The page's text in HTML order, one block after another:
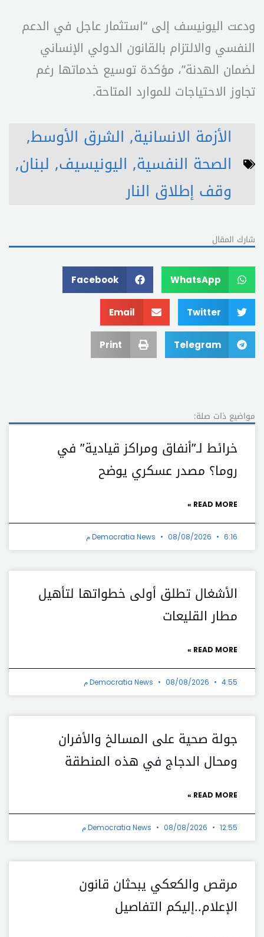
ودعت اليونيسف إلى “استثمار عاجل في الدعم
النفسي والالتزام بالقانون الدولي الإنساني
لضمان الهدنة”، مؤكدة توسيع خدماتها رغم
تجاوز الاحتياجات للموارد المتاحة.
الأزمة الانسانية, الشرق الأوسط,
الصحة النفسية, اليونيسيف, لبنان,
وقف إطلاق النار
شارك المقال
WhatsApp
Facebook
Twitter
Email
Telegram
Print
مواضيع ذات صلة:
خرائط لـ”أنفاق ومراكز قيادية” في
روما؟ مصدر عسكري يوضح
READ MORE »
Democratia News 08/08/2026 6:16 م
الأشغال تطلق أولى خطواتها لتأهيل
مطار القليعات
READ MORE »
Democratia News 08/08/2026 4:55 م
جولة صحية على المسالخ والأفران
ومحال الدجاج في هذه المنطقة
READ MORE »
Democratia News 08/08/2026 12:55 م
مرقص والكعكي يبحثان قانون
الإعلام..إليكم التفاصيل